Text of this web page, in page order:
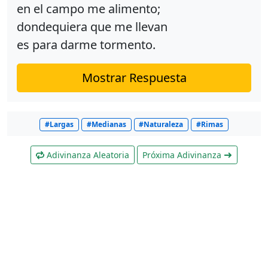
en el campo me alimento;
dondequiera que me llevan
es para darme tormento.
Mostrar Respuesta
#Largas #Medianas #Naturaleza #Rimas
Adivinanza Aleatoria Próxima Adivinanza